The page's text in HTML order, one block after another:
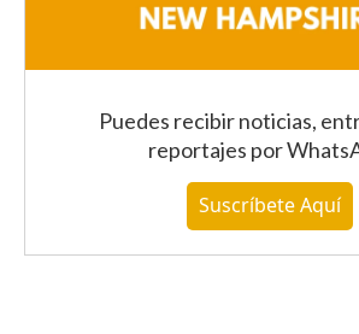
Puedes recibir noticias,
reportajes por
Suscríbete Aquí